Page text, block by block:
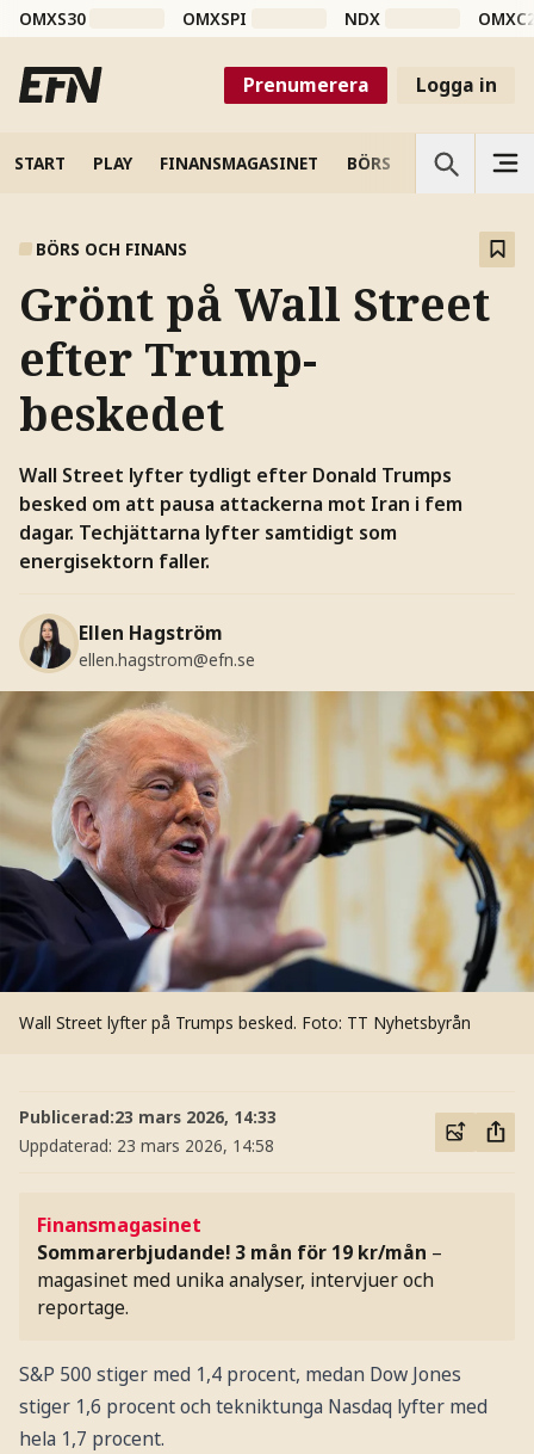
OMXS30 OMXSPI NDX
Prenumerera Logga in
START PLAY FINANSMAGASINET BÖRS VETENSKAP
BÖRS OCH FINANS
Grönt på Wall Street
efter Trump-
beskedet
Wall Street lyfter tydligt efter Donald Trumps
besked om att pausa attackerna mot Iran i fem
dagar. Techjättarna lyfter samtidigt som
energisektorn faller.
Ellen Hagström
ellen.hagstrom@efn.se
Wall Street lyfter på Trumps besked. Foto: TT Nyhetsbyrån
Publicerad:23 mars 2026, 14:33
Uppdaterad: 23 mars 2026, 14:58
Finansmagasinet
Sommarerbjudande! 3 mån för 19 kr/mån –
magasinet med unika analyser, intervjuer och
reportage.
S&P 500 stiger med 1,4 procent, medan Dow Jones
stiger 1,6 procent och tekniktunga Nasdaq lyfter med
hela 1,7 procent.